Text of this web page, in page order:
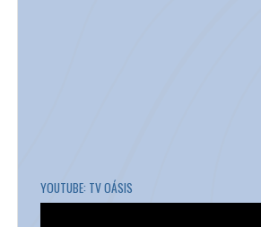
YOUTUBE: TV OÁSIS